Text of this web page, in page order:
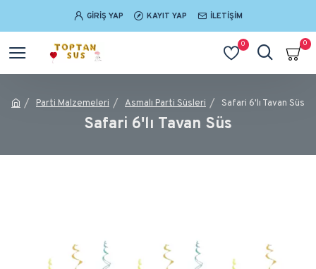
GIRIŞ YAP KAYIT YAP İLETIŞIM
0 0
Parti Malzemeleri Asmalı Parti Süsleri Safari 6'lı Tavan Süs
Safari 6'lı Tavan Süs